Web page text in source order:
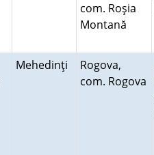
com. Roşia
Montană
Mehedinţi
Rogova,
com. Rogova